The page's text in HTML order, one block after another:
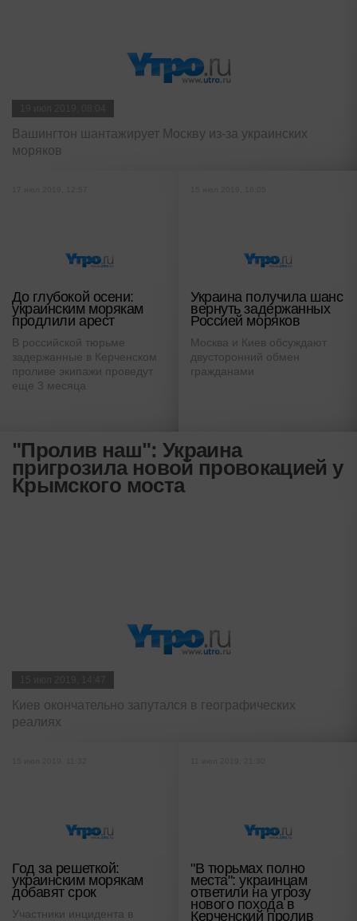
Вашингтон шантажирует Москву из-за украинских
моряков
До глубокой осени:
украинским морякам
продлили арест
В российской тюрьме
задержанные в Керченском
проливе экипажи проведут
еще 3 месяца
Украина получила шанс
вернуть задержанных
Россией моряков
Москва и Киев обсуждают
двусторонний обмен
гражданами
"Пролив наш": Украина
пригрозила новой провокацией у
Крымского моста
Киев окончательно запутался в географических
реалиях
Год за решеткой:
украинским морякам
добавят срок
Участники инцидента в
"В тюрьмах полно
места": украинцам
ответили на угрозу
нового похода в
Керченский пролив